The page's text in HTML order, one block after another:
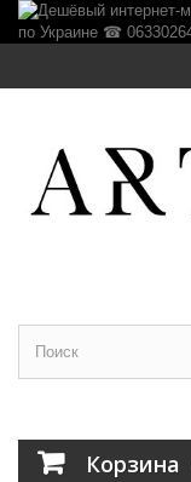
Корзина